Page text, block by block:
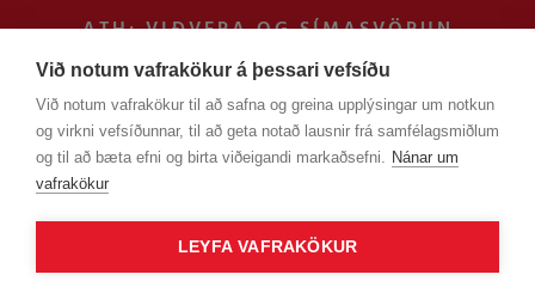
Við notum vafrakökur á þessari vefsíðu
Við notum vafrakökur til að safna og greina upplýsingar um notkun
og virkni vefsíðunnar, til að geta notað lausnir frá samfélagsmiðlum
og til að bæta efni og birta viðeigandi markaðsefni. Nánar um
vafrakökur
LEYFA VAFRAKÖKUR
ATH: VIÐVERA OG SÍMASVÖRUN
VERÐUR TAKMÖRKUÐ Á
SKRIFSTOFUNNI FRAM YFIR
VERSLUNARMANNHELGI
EN ERINDUM SEM KOMA Í GEGNUM
TÖLVUPÓSTA VERÐUR SVARAÐ